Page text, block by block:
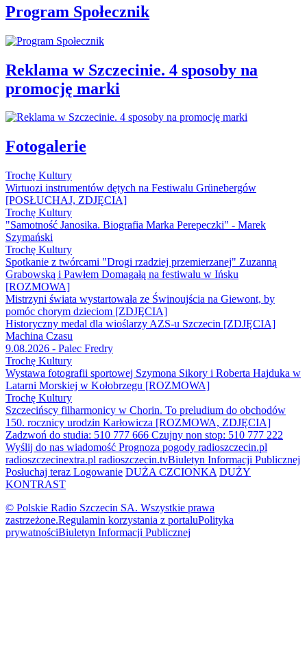
Program Społecznik
Reklama w Szczecinie. 4 sposoby na
promocję marki
Fotogalerie
Trochę Kultury
Wirtuozi instrumentów dętych na Festiwalu Grünebergów
[POSŁUCHAJ, ZDJĘCIA]
Trochę Kultury
"Samotność Janosika. Biografia Marka Perepeczki" - Marek
Szymański
Trochę Kultury
Spotkanie z twórcami "Drogi rzadziej przemierzanej" Zuzanną
Grabowską i Pawłem Domagałą na festiwalu w Ińsku
[ROZMOWA]
Mistrzyni świata wystartowała ze Świnoujścia na Giewont, by
pomóc chorym dzieciom [ZDJĘCIA]
Historyczny medal dla wioślarzy AZS-u Szczecin [ZDJĘCIA]
Machina Czasu
9.08.2026 - Palec Fredry
Trochę Kultury
Wystawa fotografii sportowej Szymona Sikory i Roberta Hajduka w
Latarni Morskiej w Kołobrzegu [ROZMOWA]
Trochę Kultury
Szczecińscy filharmonicy w Chorin. To preludium do obchodów
150. rocznicy urodzin Karłowicza [ROZMOWA, ZDJĘCIA]
Zadzwoń do studia: 510 777 666 Czujny non stop: 510 777 222
Wyślij do nas wiadomość Prognoza pogody radioszczecin.pl
radioszczecinextra.pl radioszczecin.tvBiuletyn Informacji Publicznej
Posłuchaj teraz Logowanie DUŻA CZCIONKA DUŻY
KONTRAST
© Polskie Radio Szczecin SA. Wszystkie prawa
zastrzeżone.Regulamin korzystania z portaluPolityka
prywatnościBiuletyn Informacji Publicznej